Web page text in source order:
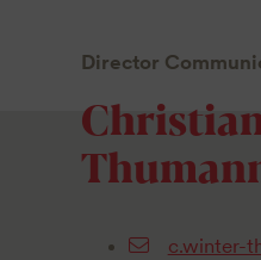
Director
c.winter-